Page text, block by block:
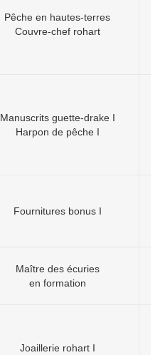
Pêche en hautes-terres
Couvre-chef rohart
Manuscrits guette-drake I
Harpon de pêche I
Fournitures bonus I
Maître des écuries
en formation
Joaillerie rohart I